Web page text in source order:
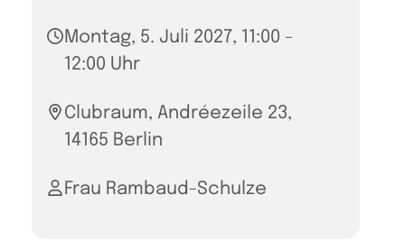
Montag, 5. Juli 2027, 11:00 -
12:00 Uhr
Clubraum, Andréezeile 23,
14165 Berlin
Frau Rambaud-Schulze